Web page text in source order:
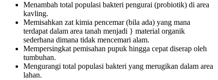
Menambah total populasi bakteri pengurai (probiotik) di area
kavling.
Memisahkan zat kimia pencemar (bila ada) yang mana
terdapat dalam area tanah menjadi } material organik
sederhana dimana tidak mencemari alam.
Mempersingkat pemisahan pupuk hingga cepat diserap oleh
tumbuhan.
Mengurangi total populasi bakteri yang merugikan dalam area
lahan.